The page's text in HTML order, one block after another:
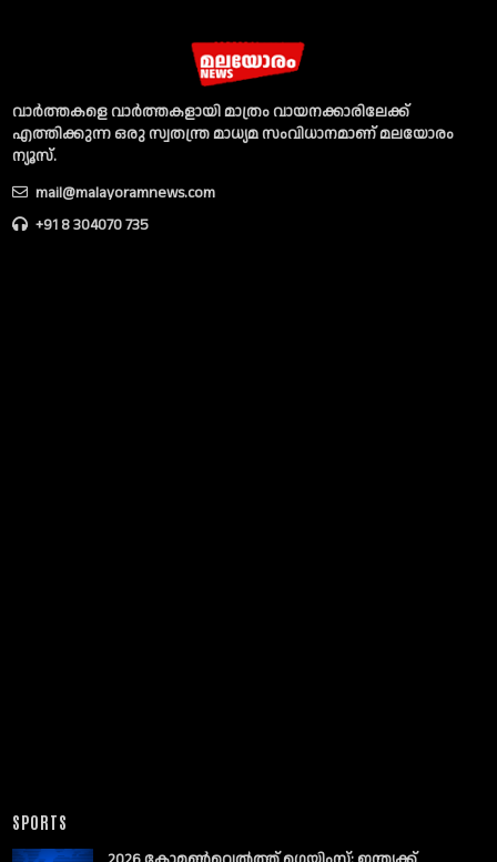
വാര്‍ത്തകളെ വാര്‍ത്തകളായി മാത്രം വായനക്കാരിലേക്ക്
എത്തിക്കുന്ന ഒരു സ്വതന്ത്ര മാധ്യമ സംവിധാനമാണ് മലയോരം
ന്യൂസ്‌.
mail@malayoramnews.com
+91 8 304070 735
SPORTS